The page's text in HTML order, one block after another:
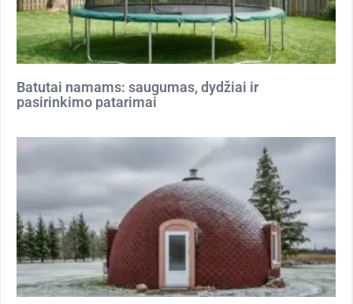
Batutai namams: saugumas, dydžiai ir
pasirinkimo patarimai